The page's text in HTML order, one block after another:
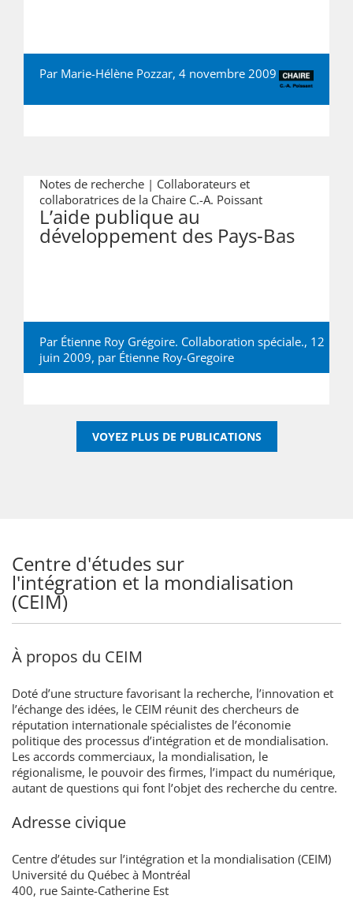
Par Marie-Hélène Pozzar, 4 novembre 2009
Notes de recherche | Collaborateurs et
collaboratrices de la Chaire C.-A. Poissant
L’aide publique au
développement des Pays-Bas
Par Étienne Roy Grégoire. Collaboration spéciale., 12
juin 2009, par Étienne Roy-Gregoire
VOYEZ PLUS DE PUBLICATIONS
Centre d'études sur
l'intégration et la mondialisation
(CEIM)
À propos du CEIM
Doté d’une structure favorisant la recherche, l’innovation et
l’échange des idées, le CEIM réunit des chercheurs de
réputation internationale spécialistes de l’économie
politique des processus d’intégration et de mondialisation.
Les accords commerciaux, la mondialisation, le
régionalisme, le pouvoir des firmes, l’impact du numérique,
autant de questions qui font l’objet des recherche du centre.
Adresse civique
Centre d’études sur l’intégration et la mondialisation (CEIM)
Université du Québec à Montréal
400, rue Sainte-Catherine Est